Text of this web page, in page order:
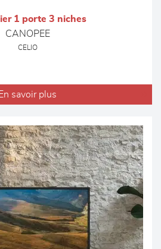
1 porte 3 niches
CANOPEE
CELIO
En savoir plus